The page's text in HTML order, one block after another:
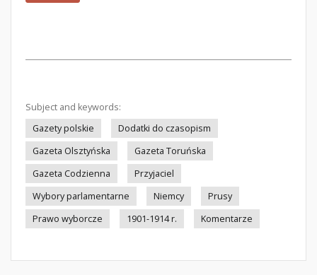
Subject and keywords:
Gazety polskie
Dodatki do czasopism
Gazeta Olsztyńska
Gazeta Toruńska
Gazeta Codzienna
Przyjaciel
Wybory parlamentarne
Niemcy
Prusy
Prawo wyborcze
1901-1914 r. Komentarze